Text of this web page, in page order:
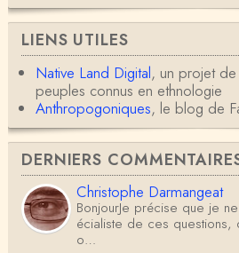
LIENS UTILES
Native Land Digital, un projet
peuples connus en ethnologie
Anthropogoniques, le blog de
DERNIERS
Christophe Darmangeat
BonjourJe précise que je
écialiste de ces
o…